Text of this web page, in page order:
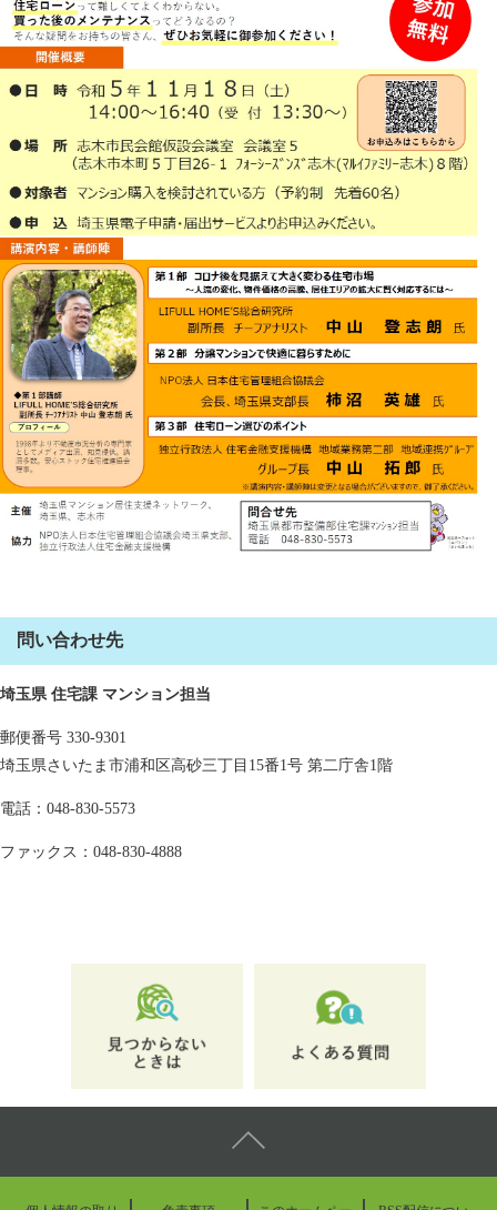
問い合わせ先
埼玉県 住宅課 マンション担当
郵便番号 330-9301
埼玉県さいたま市浦和区高砂三丁目15番1号 第二庁舎1階
電話：048-830-5573
ファックス：048-830-4888